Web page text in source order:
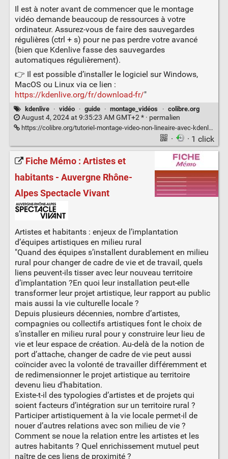
Il est à noter avant de commencer que le montage
vidéo demande beaucoup de ressources à votre
ordinateur. Assurez-vous de faire des sauvegardes
régulières (ctrl + s) pour ne pas perdre votre avancé
(bien que Kdenlive fasse des sauvegardes
automatiques régulièrement).
👉 Il est possible d’installer le logiciel sur Windows,
MacOS ou Linux via ce lien :
https://kdenlive.org/fr/download-fr/"
kdenlive · vidéo · guide · montage_vidéos · colibre.org
August 4, 2024 at 9:35:23 AM GMT+2 * · permalien
https://colibre.org/tutoriel-montage-video-non-lineaire-avec-kdenlive/
· · 1 click
Fiche Mémo : Artistes et
habitants - Auvergne Rhône-
Alpes Spectacle Vivant
Artistes et habitants : enjeux de l’implantation
d’équipes artistiques en milieu rural
"Quand des équipes s’installent durablement en milieu
rural pour changer de cadre de vie et de travail, quels
liens peuvent-ils tisser avec leur nouveau territoire
d’implantation ?En quoi leur installation peut-elle
transformer leur projet artistique, leur rapport au public
mais aussi la vie culturelle locale ?
Depuis plusieurs décennies, nombre d’artistes,
compagnies ou collectifs artistiques font le choix de
s’installer en milieu rural pour y construire leur lieu de
vie et leur espace de création. Au-delà de la notion de
port d’attache, changer de cadre de vie peut aussi
coïncider avec la volonté de travailler différemment et
de redimensionner le projet artistique au territoire
devenu lieu d’habitation.
Existe-t-il des typologies d’artistes et de projets qui
soient facteurs d’intégration sur un territoire rural ?
Participer artistiquement à la vie locale permet-il de
nouer d’autres relations avec son milieu de vie ?
Comment se noue la relation entre les artistes et les
autres habitants ? Quel enrichissement mutuel peut
naître de ces liens de proximité ?